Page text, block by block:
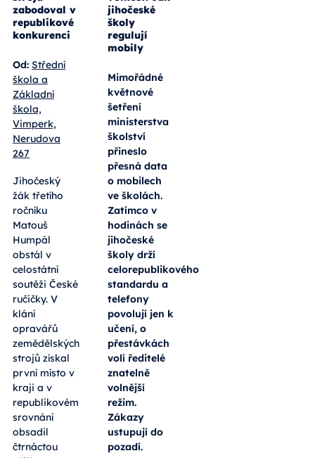
01. 06. 2026
Budoucí
zemědělských
strojů
zabodoval v
republikové
konkurenci
Od: Střední
škola a
škola,
Vimperk,
Nerudova
267
Jihočeský
žák třetího
ročníku
Matouš
Humpál
obstál v
celostátní
soutěži České
ručičky. V
klání
opravářů
zemědělských
strojů získal
první místo v
28. 05. 2026
Výuka pod
kontrolou, o
volnost. Jak
jihočeské
školy
regulují
mobily
Mimořádné
květnové
šetření
ministerstva
školství
přineslo
přesná data
o mobilech
ve školách.
Zatímco v
hodinách se
jihočeské
školy drží
celorepublikového
standardu a
telefony
povolují jen k
učení, o
přestávkách
volí ředitelé
znatelně